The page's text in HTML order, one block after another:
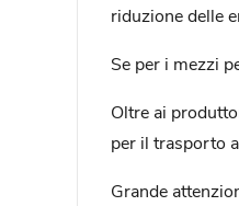
riduzione delle
Se per i mezzi
Oltre ai
per il trasporto
Grande